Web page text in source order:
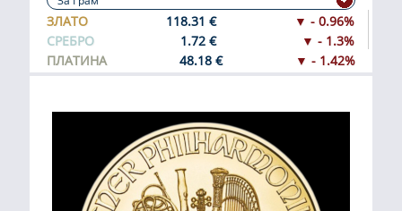
ЗЛАТО 118.31 €
▼ - 0.96%
СРЕБРО
1.72 €
▼ - 1.3%
ПЛАТИНА
48.18 € ▼ - 1.42%